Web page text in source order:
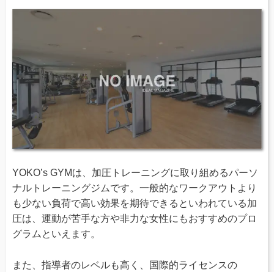
YOKO’s GYMは、加圧トレーニングに取り組めるパーソ
ナルトレーニングジムです。一般的なワークアウトより
も少ない負荷で高い効果を期待できるといわれている加
圧は、運動が苦手な方や非力な女性にもおすすめのプロ
グラムといえます。
また、指導者のレベルも高く、国際的ライセンスの